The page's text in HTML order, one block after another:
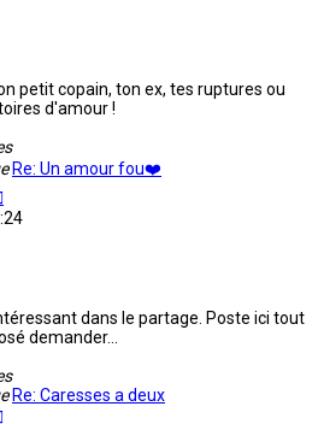
petit copain, ton ex, tes ruptures ou
d'amour !
Re: Un amour fou❤️
le
dans le partage. Poste ici tout
demander...
Re: Caresses a deux